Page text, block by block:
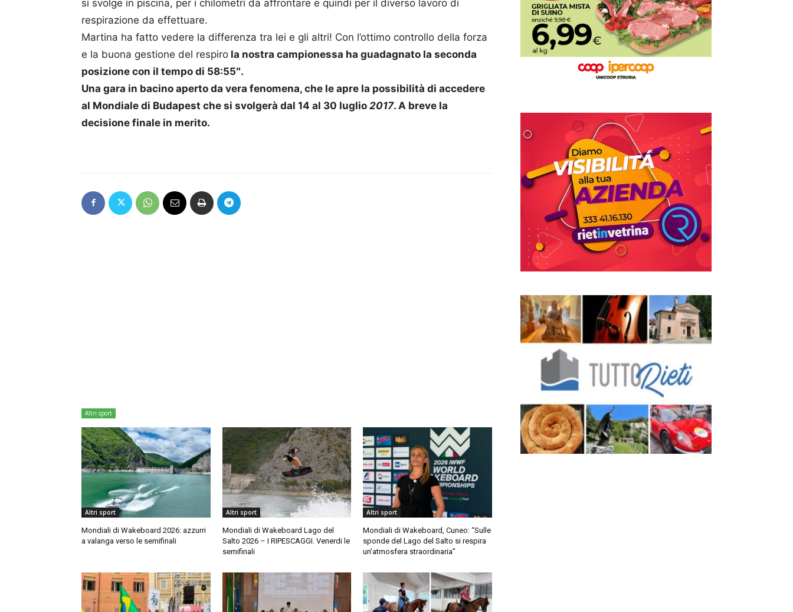
si svolge in piscina, per i chilometri da affrontare e quindi per il diverso lavoro di
respirazione da effettuare.
Martina ha fatto vedere la differenza tra lei e gli altri! Con l’ottimo controllo della forza
e la buona gestione del respiro la nostra campionessa ha guadagnato la seconda
posizione con il tempo di 58:55″.
Una gara in bacino aperto da vera fenomena, che le apre la possibilità di accedere
al Mondiale di Budapest che si svolgerà dal 14 al 30 luglio 2017. A breve la
decisione finale in merito.
Altri sport
Altri sport
Mondiali di Wakeboard 2026: azzurri
a valanga verso le semifinali
Altri sport
Mondiali di Wakeboard Lago del
Salto 2026 – I RIPESCAGGI. Venerdi le
semifinali
Altri sport
Mondiali di Wakeboard, Cuneo: “Sulle
sponde del Lago del Salto si respira
un’atmosfera straordinaria”